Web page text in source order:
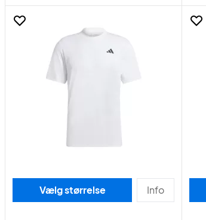
Vælg størrelse Info